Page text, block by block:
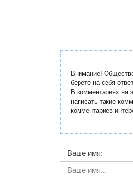
Внимание!
берете на себя
В комментариях на
написать такие
комментариев
Ваше имя: